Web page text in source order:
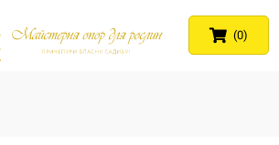
(0)